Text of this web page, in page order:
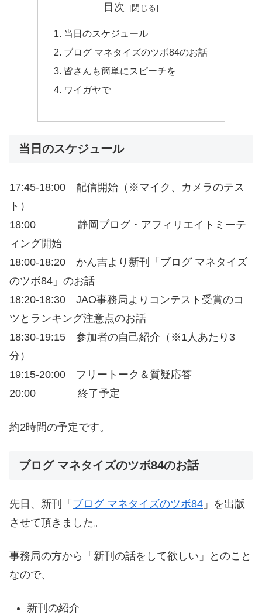
目次
当日のスケジュール
ブログ マネタイズのツボ84のお話
皆さんも簡単にスピーチを
ワイガヤで
当日のスケジュール
17:45-18:00 配信開始（※マイク、カメラのテス
ト）
18:00 静岡ブログ・アフィリエイトミーテ
ィング開始
18:00-18:20 かん吉より新刊「ブログ マネタイズ
のツボ84」のお話
18:20-18:30 JAO事務局よりコンテスト受賞のコ
ツとランキング注意点のお話
18:30-19:15 参加者の自己紹介（※1人あたり3
分）
19:15-20:00 フリートーク＆質疑応答
20:00 終了予定
約2時間の予定です。
ブログ マネタイズのツボ84のお話
先日、新刊「 ブログ マネタイズのツボ84 」を出版
させて頂きました。
事務局の方から「新刊の話をして欲しい」とのこと
なので、
新刊の紹介